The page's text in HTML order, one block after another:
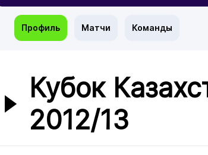
Профиль Матчи Команды
Кубок
2012/13